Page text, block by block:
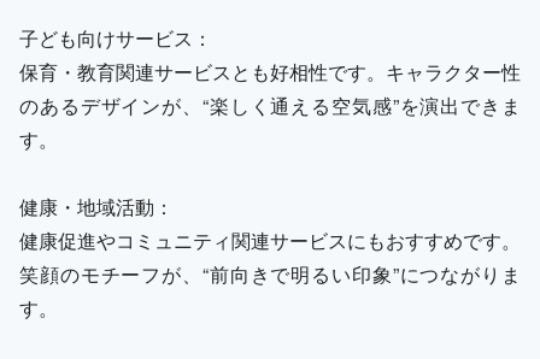
子ども向けサービス：
保育・教育関連サービスとも好相性です。キャラクター性
のあるデザインが、“楽しく通える空気感”を演出できま
す。
健康・地域活動：
健康促進やコミュニティ関連サービスにもおすすめです。
笑顔のモチーフが、“前向きで明るい印象”につながりま
す。